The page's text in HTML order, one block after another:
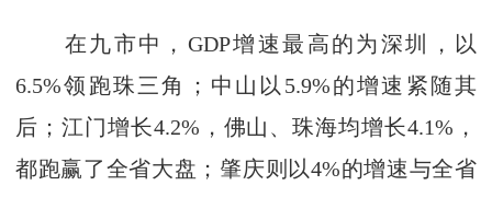
在九市中，GDP增速最高的为深圳，以
6.5%领跑珠三角；中山以5.9%的增速紧随其
后；江门增长4.2%，佛山、珠海均增长4.1%，
都跑赢了全省大盘；肇庆则以4%的增速与全省